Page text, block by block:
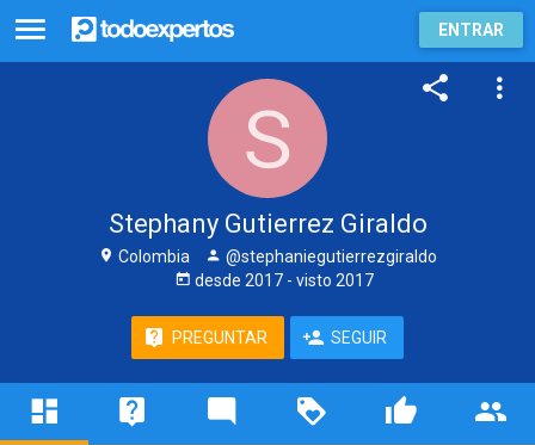
ENTRAR
Stephany Gutierrez Giraldo
Colombia
@stephaniegutierrezgiraldo
desde 2017- visto 2017
PREGUNTAR SEGUIR